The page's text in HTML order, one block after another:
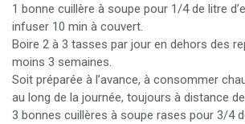
1 bonne cuillère à soupe pour 1/4 de litre
infuser 10 min à couvert.
Boire 2 à 3 tasses par jour en dehors des
moins 3 semaines.
Soit préparée à l’avance, à consommer
au long de la journée, toujours à distance
3 bonnes cuillères à soupe rases pour 3/4